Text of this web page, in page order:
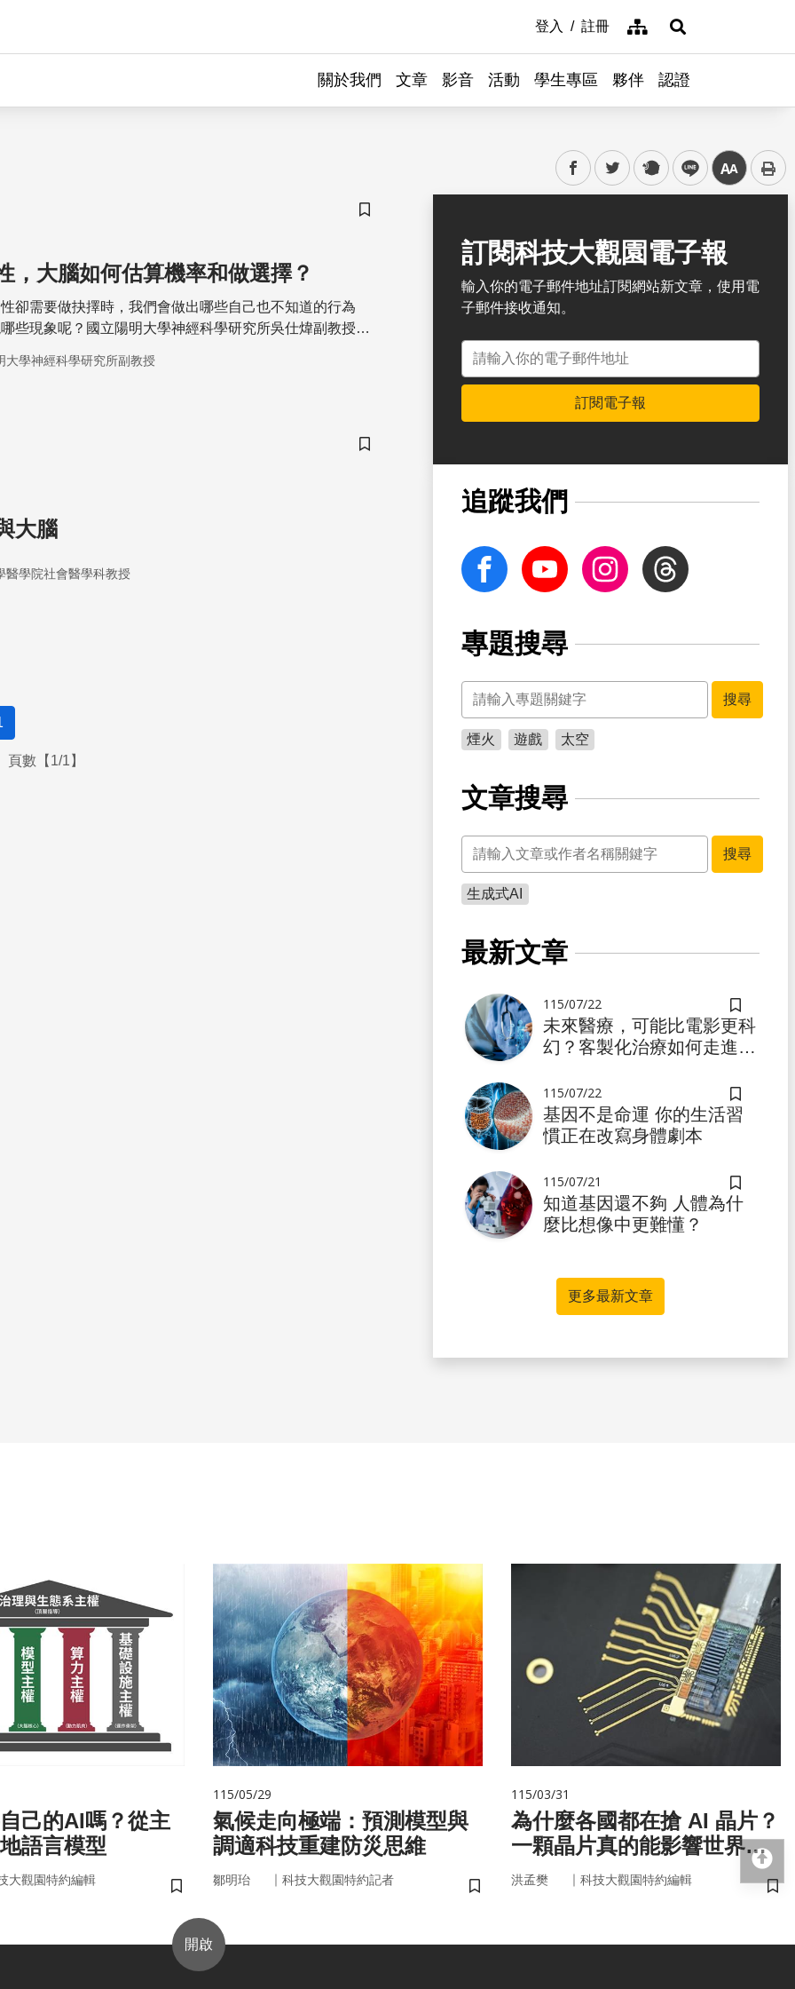
登入 註冊 網站導覽展開搜尋
關於我們 文章 影音 活動 學生專區 夥伴 認證
facebooktwitter plurk line 中
儲存書籤
，大腦如何估算機率和做選擇？
卻需要做抉擇時，我們會做出哪些自己也不知道的行為
些現象呢？國立陽明大學神經科學研究所吳仕煒副教授於
們詳細介紹大腦活動與人類做選擇之間的關係。
大學神經科學研究所副教授
儲存書籤
大腦
醫學院社會醫學科教授
數【1/1】
訂閱科技大觀園電子報
輸入你的電子郵件地址訂閱網站新文章，使用電
子郵件接收通知。
電子郵件地址
訂閱電子報
追蹤我們
facebook Youtube InstagramThreads
專題搜尋
關鍵字
搜尋
煙火 遊戲 太空
文章搜尋
關鍵字
搜尋
生成式AI
最新文章
儲存書籤
115/07/22
未來醫療，可能比電影更科
幻？客製化治療如何走進真
儲存書籤
115/07/22
基因不是命運 你的生活習
慣正在改寫身體劇本
儲存書籤
115/07/21
知道基因還不夠 人體為什
麼比想像中更難懂？
更多最新文章
己的AI嗎？從主
語言模型
大觀園特約編輯
儲存書籤
115/05/29
氣候走向極端：預測模型與
調適科技重建防災思維
鄒明珆 ｜ 科技大觀園特約記者
儲存書籤
115/03/31
為什麼各國都在搶 AI 晶片？
一顆晶片真的能影響世界
嗎？
洪孟樊 ｜ 科技大觀園特約編輯
儲
開啟
回